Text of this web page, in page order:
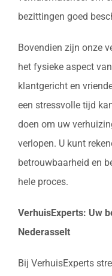
bezittingen goed
Bovendien zijn onze
het fysieke aspect
klantgericht en
een stressvolle tijd
doen om uw
verlopen. U kunt
betrouwbaarheid en
hele proces.
VerhuisExperts: Uw
Nederasselt
Bij VerhuisExperts